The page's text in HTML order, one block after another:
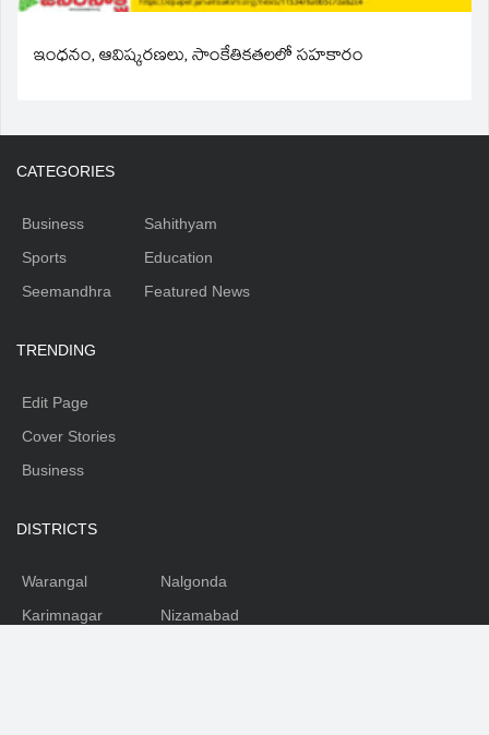
ఇంధనం, ఆవిష్కరణలు, సాంకేతికతలలో సహకారం
CATEGORIES
Business
Sports
Seemandhra
Sahithyam
Education
Featured News
TRENDING
Edit Page
Cover Stories
Business
DISTRICTS
Warangal
Karimnagar
Nalgonda
Nizamabad